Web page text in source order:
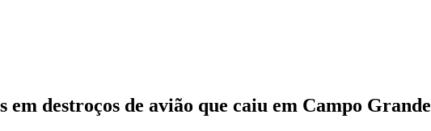
em destroços de avião que caiu em Campo Grande